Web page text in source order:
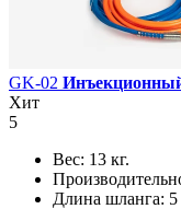
GK-02
Хит
5
Вес: 13 кг.
Длина шланга: